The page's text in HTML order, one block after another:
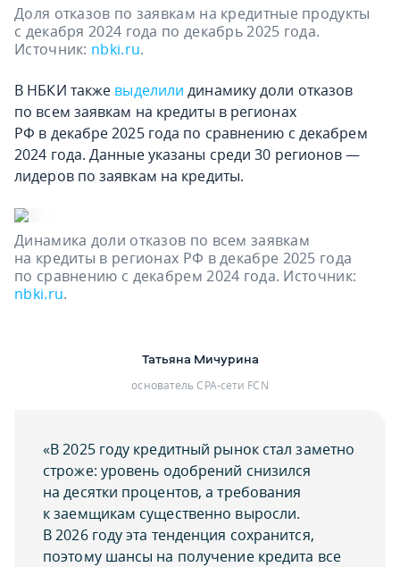
Доля отказов по заявкам на кредитные продукты
с декабря 2024 года по декабрь 2025 года.
Источник: nbki.ru.
В НБКИ также выделили динамику доли отказов
по всем заявкам на кредиты в регионах
РФ в декабре 2025 года по сравнению с декабрем
2024 года. Данные указаны среди 30 регионов —
лидеров по заявкам на кредиты.
Динамика доли отказов по всем заявкам
на кредиты в регионах РФ в декабре 2025 года
по сравнению с декабрем 2024 года. Источник:
nbki.ru.
Татьяна Мичурина
основатель CPA-сети FCN
«В 2025 году кредитный рынок стал заметно
строже: уровень одобрений снизился
на десятки процентов, а требования
к заемщикам существенно выросли.
В 2026 году эта тенденция сохранится,
поэтому шансы на получение кредита все